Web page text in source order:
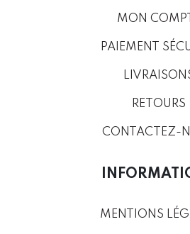
MON
PAIEMENT
RETOURS
CONTACTEZ-
MENTIONS